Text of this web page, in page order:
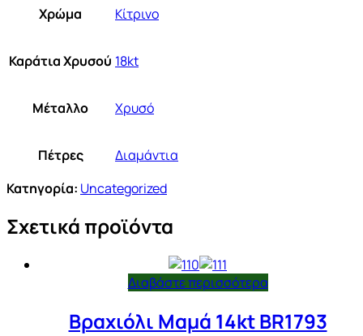
Χρώμα Κίτρινο
Καράτια Χρυσού 18kt
Μέταλλο Χρυσό
Πέτρες
Διαμάντια
Κατηγορία: Uncategorized
Σχετικά προϊόντα
Διαβάστε περισσότερα
Βραχιόλι Μαμά 14kt BR1793